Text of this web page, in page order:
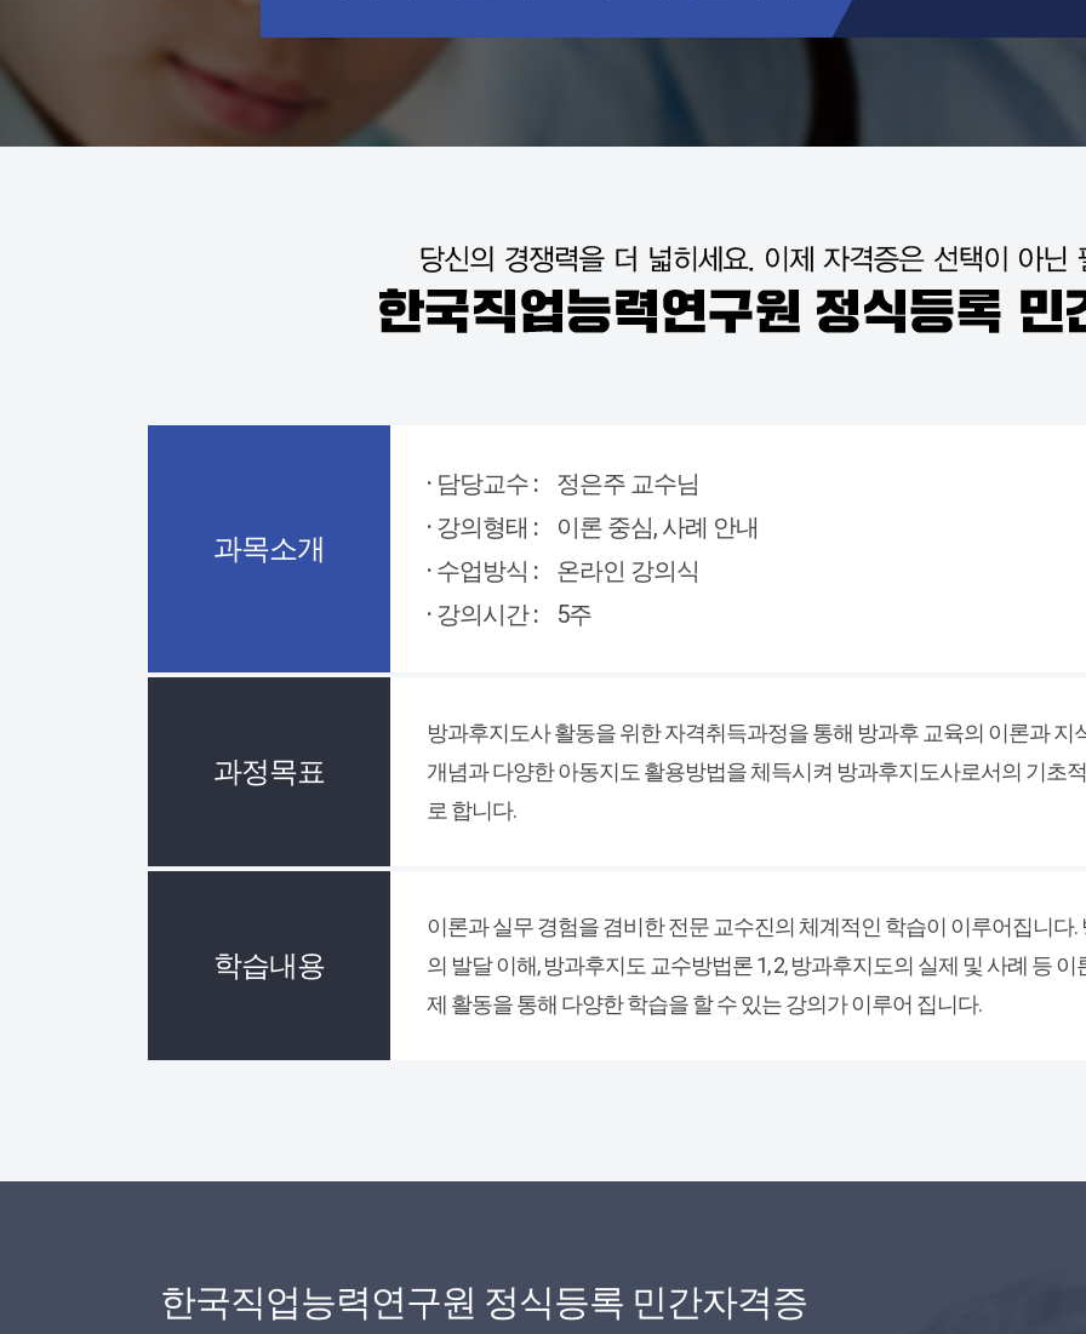
과목소개
· 담당교수 :
정은주 교수님
· 강의형태 :
이론 중심, 사례 안내
· 수업방식 :
온라인 강의식
· 강의시간 :
5주
과정목표
방과후지도사 활동을 위한 자격취득과정을 통해 방과후 교육의 이론과
개념과 다양한 아동지도 활용방법을 체득시켜 방과후지도사로서의 기초
로 합니다.
학습내용
이론과 실무 경험을 겸비한 전문 교수진의 체계적인 학습이 이루어집니다
의 발달 이해, 방과후지도 교수방법론 1, 2, 방과후지도의 실제 및 사례 등
제 활동을 통해 다양한 학습을 할 수 있는 강의가 이루어 집니다.
한국직업능력연구원 정식등록 민간자격증